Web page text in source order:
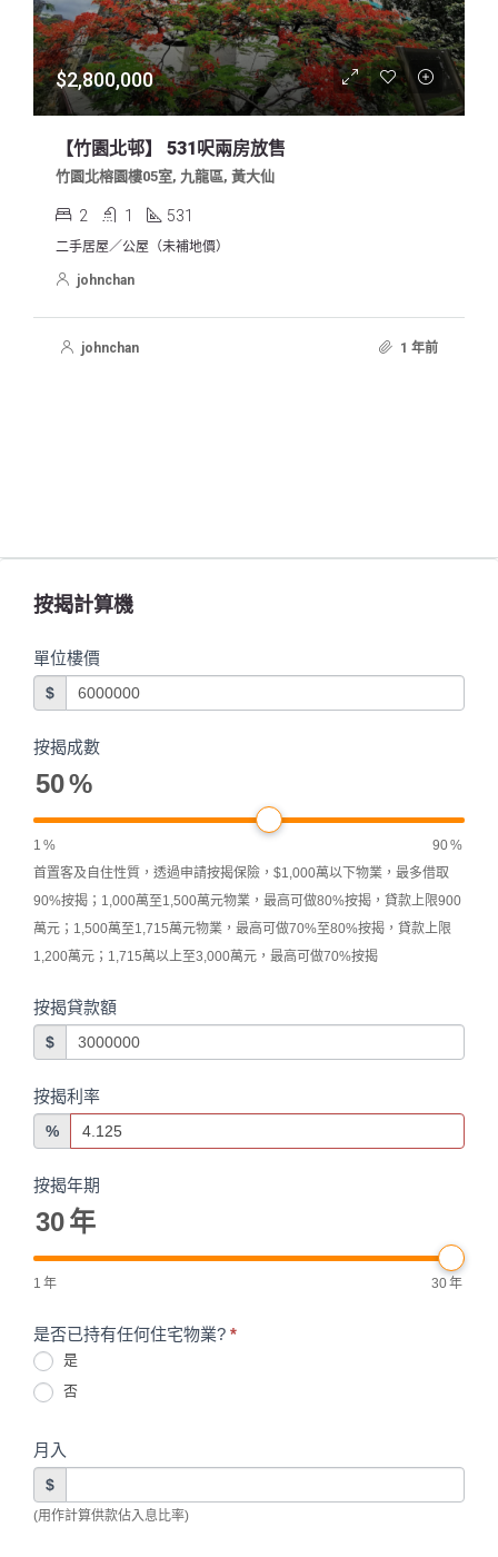
$2,800,000
【竹園北邨】 531呎兩房放售
竹園北榕園樓05室, 九龍區, 黃大仙
2 1 531
二手居屋／公屋（未補地價）
johnchan
johnchan 1 年前
按揭計算機
單位樓價
$
按揭成數
50%
1 % 90%
首置客及自住性質，透過申請按揭保險，$1,000萬以下物業，最多借取
90%按揭；1,000萬至1,500萬元物業，最高可做80%按揭，貸款上限900
萬元；1,500萬至1,715萬元物業，最高可做70%至80%按揭，貸款上限
1,200萬元；1,715萬以上至3,000萬元，最高可做70%按揭
按揭貸款額
$
按揭利率
%
按揭年期
30年
1 年 30年
是否已持有任何住宅物業? *
是
否
月入
$
(用作計算供款佔入息比率)